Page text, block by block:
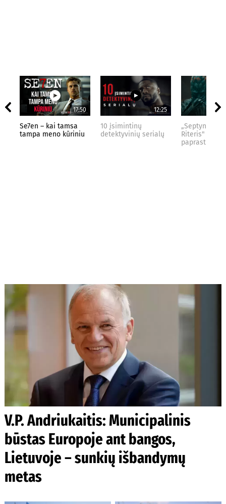
17:50
Se7en – kai tamsa
tampa meno kūriniu
12:25
10 įsimintinų
detektyvinių serialų
„Septynių
Riteris" – kai
paprastumas
V.P. Andriukaitis: Municipalinis
būstas Europoje ant bangos,
Lietuvoje – sunkių išbandymų
metas